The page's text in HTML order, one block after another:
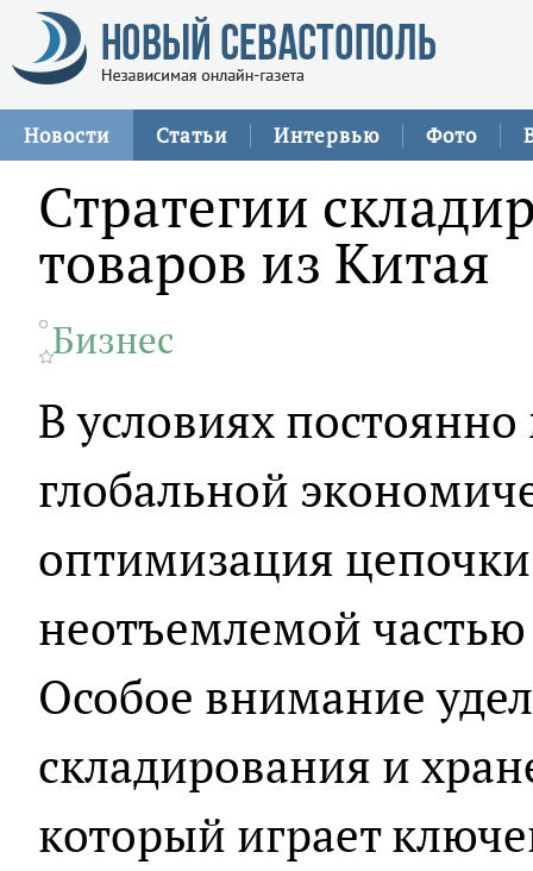
Новости Статьи Интервью Фото
Стратегии
товаров из Китая
Бизнес
В условиях
глобальной
оптимизация цепочки
неотъемлемой
Особое внимание
складирования и
который играет